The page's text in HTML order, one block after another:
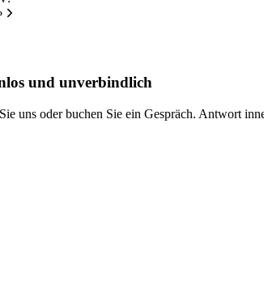
und unverbindlich
uns oder buchen Sie ein Gespräch. Antwort